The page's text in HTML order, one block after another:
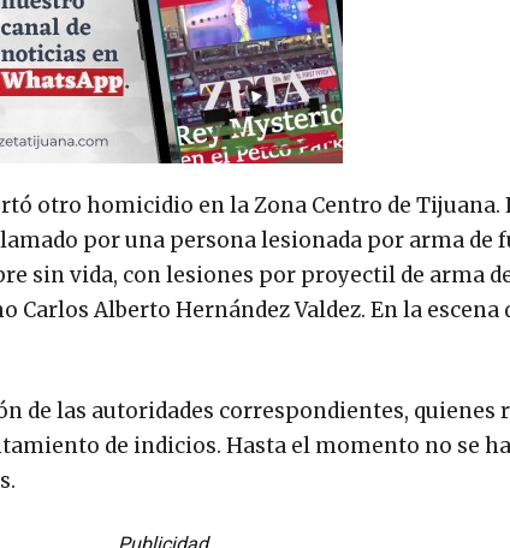
otro homicidio en la Zona Centro de Tijuana.
por una persona lesionada por arma de
sin vida, con lesiones por proyectil de arma
Alberto Hernández Valdez. En la
de las autoridades correspondientes, quienes
de indicios. Hasta el momento no se